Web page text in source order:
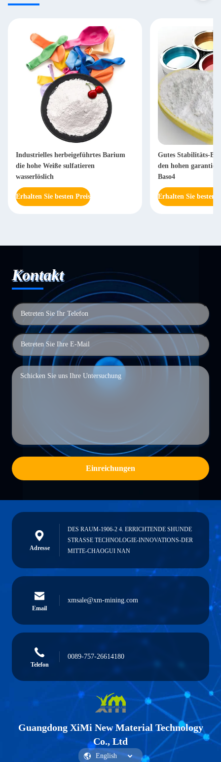
Industrielles herbeigeführtes Barium
die hohe Weiße sulfatieren
wasserlöslich
Erhalten Sie besten Preis
Gutes Stabilitäts-
den hohen
Baso4
Erhalten Sie besten
Kontakt
Einreichungen
Adresse
DES RAUM-1906-2 4. ERRICHTENDE SHUNDE
STRASSE TECHNOLOGIE-INNOVATIONS-DER
MITTE-CHAOGUI NAN
Email
xmsale@xm-mining.com
Telefon
0089-757-26614180
Guangdong XiMi New Material Technology
Co., Ltd